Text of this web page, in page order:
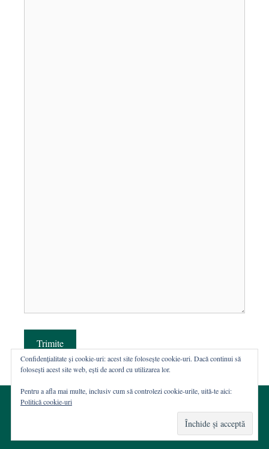
Trimite
Web hosting şi dezvoltare Wordpress:
Casa de WEB
Confidențialitate și cookie-uri: acest site folosește cookie-uri. Dacă continui să
folosești acest site web, ești de acord cu utilizarea lor.
Pentru a afla mai multe, inclusiv cum să controlezi cookie-urile, uită-te aici:
Politică cookie-uri